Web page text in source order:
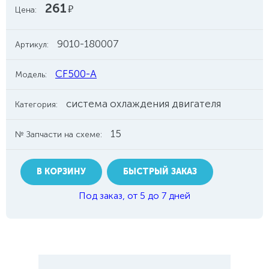
Цена: 261руб.
Артикул: 9010-180007
Модель: CF500-A
Категория: система охлаждения двигателя
№ Запчасти на схеме: 15
В КОРЗИНУ БЫСТРЫЙ ЗАКАЗ
Под заказ, от 5 до 7 дней